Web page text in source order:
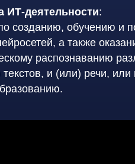
ИТ‑деятельности:
созданию, обучению и
а также
распознаванию
и (или) речи,